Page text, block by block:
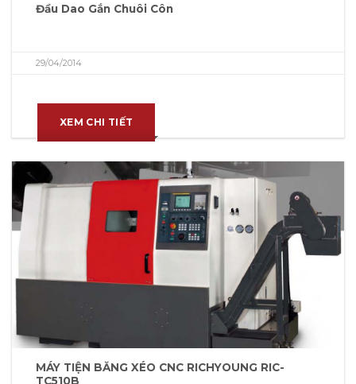
Đầu Dao Gắn Chuôi Côn
29/04/2014
XEM CHI TIẾT
MÁY TIỆN BĂNG XÉO CNC RICHYOUNG RIC-
TC510B